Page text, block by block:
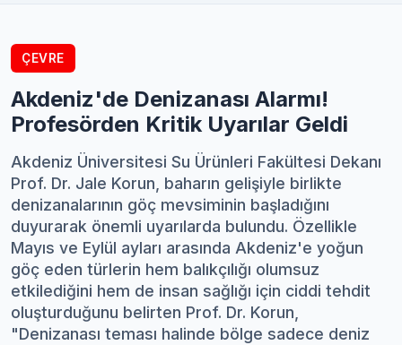
ÇEVRE
Akdeniz'de Denizanası Alarmı!
Profesörden Kritik Uyarılar Geldi
Akdeniz Üniversitesi Su Ürünleri Fakültesi Dekanı
Prof. Dr. Jale Korun, baharın gelişiyle birlikte
denizanalarının göç mevsiminin başladığını
duyurarak önemli uyarılarda bulundu. Özellikle
Mayıs ve Eylül ayları arasında Akdeniz'e yoğun
göç eden türlerin hem balıkçılığı olumsuz
etkilediğini hem de insan sağlığı için ciddi tehdit
oluşturduğunu belirten Prof. Dr. Korun,
"Denizanası teması halinde bölge sadece deniz